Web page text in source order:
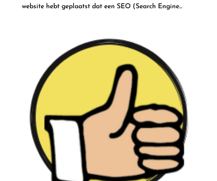
website hebt geplaatst dat een SEO (Search Engine...